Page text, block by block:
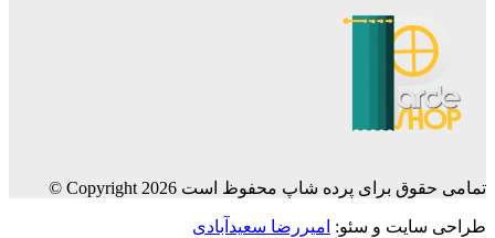
تمامی حقوق برای پرده شاپ محفوظ است Copyright 2026 ©
طراحی سایت و سئو:امیررضا سعیدآبادی